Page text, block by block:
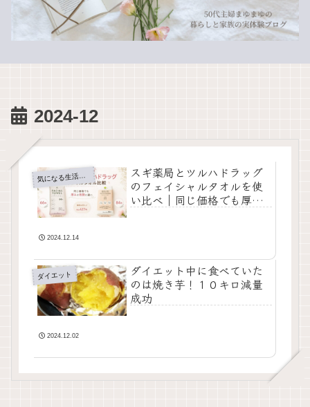
2024-12
気
になる生活メモ
スギ薬局とツルハドラッグ
のフェイシャルタオルを使
い比べ｜同じ価格でも厚み
2024.12.14
ダイエット
ダイエット中に食べていた
のは焼き芋！１０キロ減量
成功
2024.12.02